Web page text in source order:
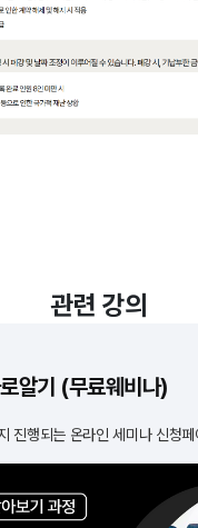
관련 강의
알기 (무료웨비나)
진행되는 온라인 세미나 신청페